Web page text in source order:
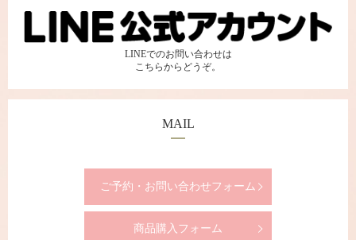
LINEでのお問い合わせは
こちらからどうぞ。
MAIL
ご予約・お問い合わせフォーム
商品購入フォーム